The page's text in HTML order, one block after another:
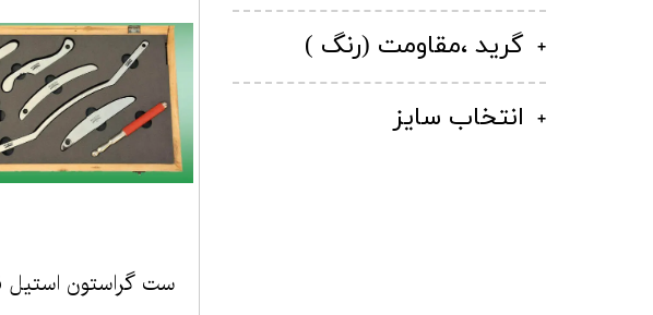
گرید ،مقاومت (رنگ )
انتخاب سایز
ست گراستون استیل 6 تایی